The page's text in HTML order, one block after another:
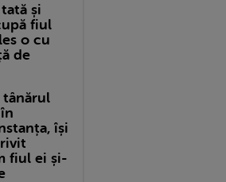
și
fiul
o cu
de
tânărul
își
fiul ei și-